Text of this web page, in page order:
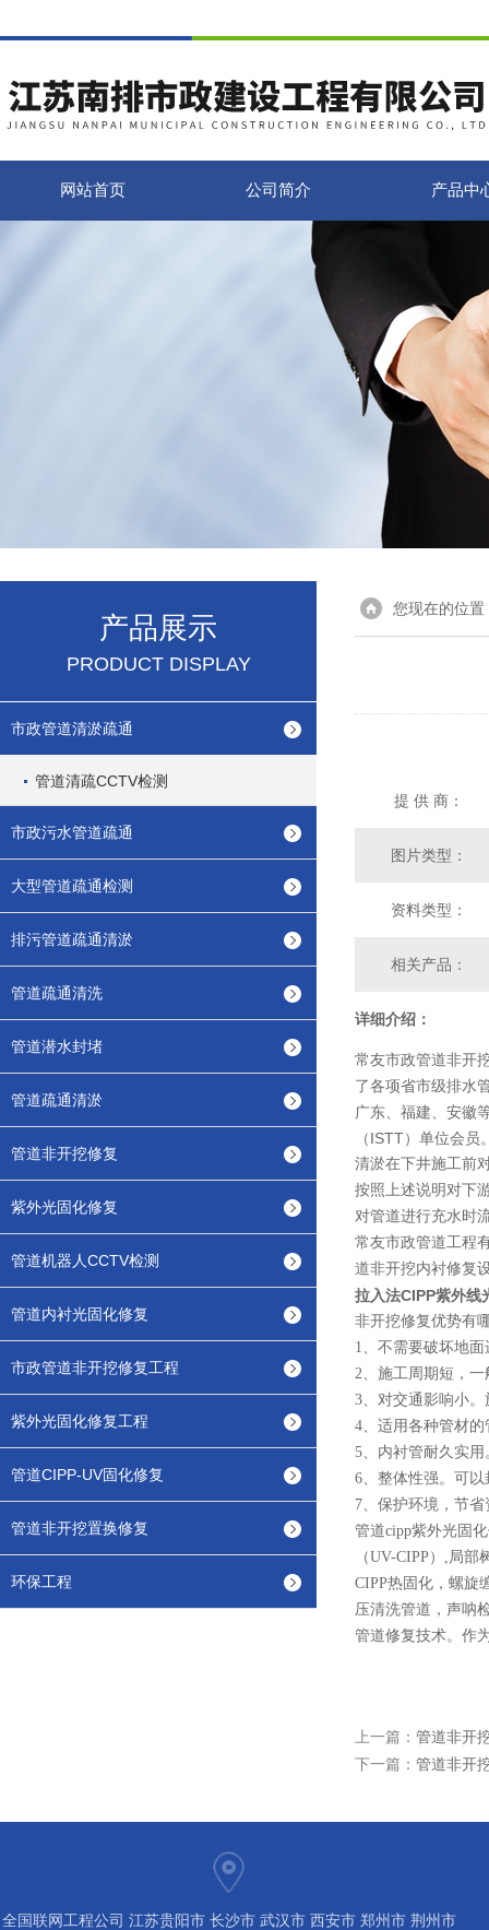
网站首页 公司简介 产品中
产品展示
PRODUCT DISPLAY
市政管道清淤疏通
管道清疏CCTV检测
市政污水管道疏通
大型管道疏通检测
排污管道疏通清淤
管道疏通清洗
管道潜水封堵
管道疏通清淤
管道非开挖修复
紫外光固化修复
管道机器人CCTV检测
管道内衬光固化修复
市政管道非开挖修复工程
紫外光固化修复工程
管道CIPP-UV固化修复
管道非开挖置换修复
环保工程
您现在的位置
提 供 商：
图片类型：
资料类型：
相关产品：
详细介绍：
常友市政管道非开
了各项省市级排水
广东、福建、安徽
（ISTT）单位会
清淤在下井施工前
按照上述说明对下
对管道进行充水时
常友市政管道工程
道非开挖内衬修复
拉入法CIPP紫外线
非开挖修复优势有
1、不需要破坏地
2、施工周期短，
3、对交通影响小
4、适用各种管材
5、内衬管耐久实
6、整体性强。可
7、保护环境，节
管道cipp紫外光固
（UV-CIPP）,局
CIPP热固化，螺旋
压清洗管道，声呐
管道修复技术。作
上一篇： 管道非开
下一篇： 管道非开
全国联网工程公司 江苏贵阳市 长沙市 武汉市 西安市 郑州市 荆州市